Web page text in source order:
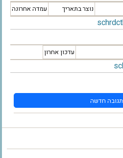
נוצר בתאריך עמדה אחרונה
עדכון אחרון
תגובה חדשה